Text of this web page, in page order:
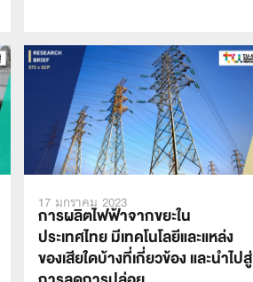
17 มกราคม 2023
การผลิตไฟฟ้าจากขยะใน
ประเทศไทย มีเทคโนโลยีและแหล่ง
ของเสียใดบ้างที่เกี่ยวข้อง และนำไปสู่